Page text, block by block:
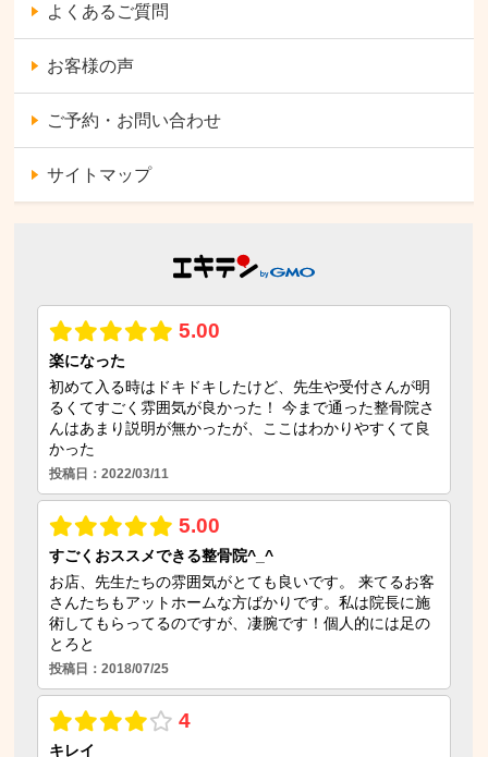
よくあるご質問
お客様の声
ご予約・お問い合わせ
サイトマップ